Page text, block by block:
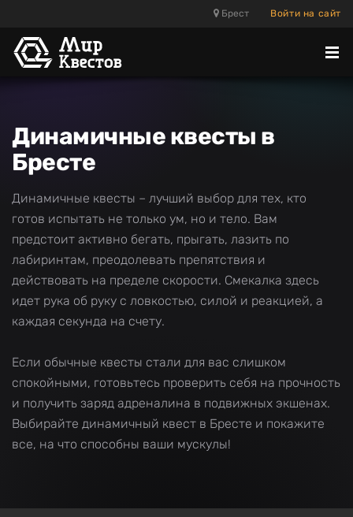
Брест Войти на сайт
Динамичные квесты в
Бресте
Динамичные квесты – лучший выбор для тех, кто
готов испытать не только ум, но и тело. Вам
предстоит активно бегать, прыгать, лазить по
лабиринтам, преодолевать препятствия и
действовать на пределе скорости. Смекалка здесь
идет рука об руку с ловкостью, силой и реакцией, а
каждая секунда на счету.
Если обычные квесты стали для вас слишком
спокойными, готовьтесь проверить себя на прочность
и получить заряд адреналина в подвижных экшенах.
Выбирайте динамичный квест в Бресте и покажите
все, на что способны ваши мускулы!